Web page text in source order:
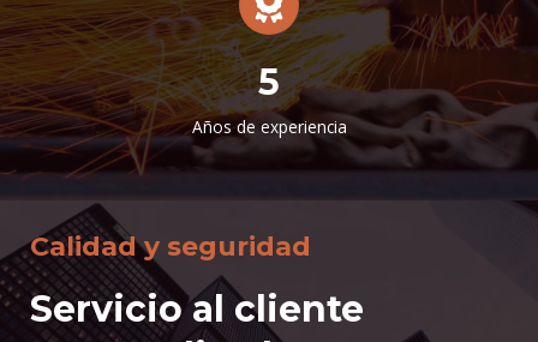
5
Años de experiencia
Calidad y seguridad
Servicio al cliente